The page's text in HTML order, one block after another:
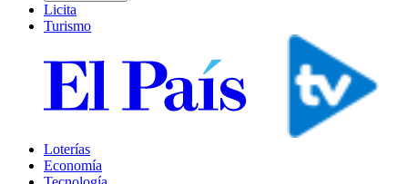
Licita
Turismo
Loterías
Economía